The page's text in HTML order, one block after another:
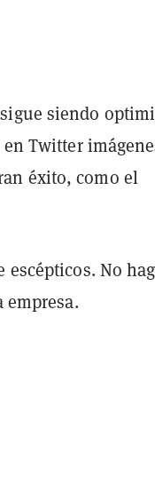
siendo
Twitter
éxito, como el
No